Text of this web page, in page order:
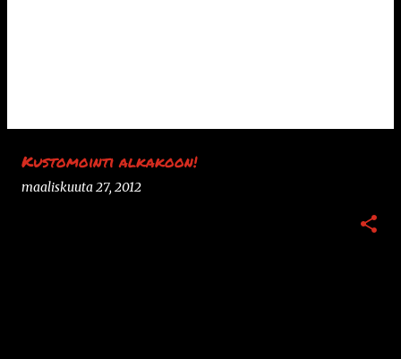
Kustomointi alkakoon!
maaliskuuta 27, 2012